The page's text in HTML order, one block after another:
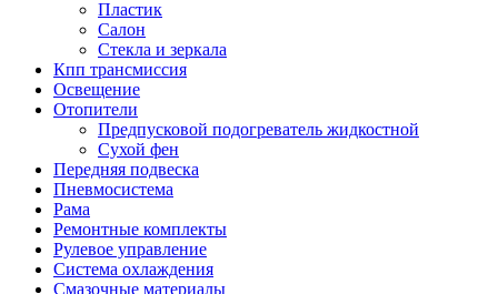
Пластик
Салон
Стекла и зеркала
Кпп трансмиссия
Освещение
Отопители
Предпусковой подогреватель жидкостной
Сухой фен
Передняя подвеска
Пневмосистема
Рама
Ремонтные комплекты
Рулевое управление
Система охлаждения
Смазочные материалы